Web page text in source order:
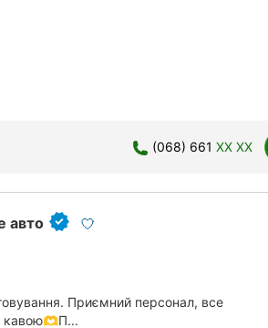
(068) 661 XX XX
авто
Приємний персонал, все
кавою🫶П...